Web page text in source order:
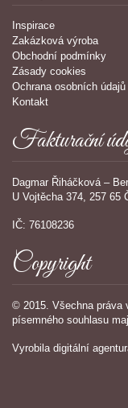
Inspirace
Zakázková výroba
Obchodní podmínky
Zásady cookies
Ochrana osobních údajů
Kontakt
Fakturační
Dagmar Řiháčková –
U Vojtěcha 374, 257 65
IČ: 76108236
Copyright
© 2015. Všechna práva
písemného souhlasu
Vyrobila digitální